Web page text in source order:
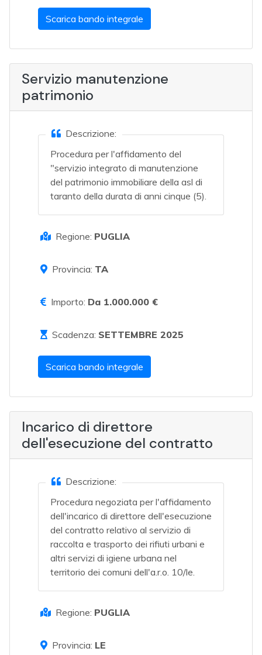
Scarica bando integrale
Servizio manutenzione
patrimonio
Descrizione:
Procedura per l'affidamento del
"servizio integrato di manutenzione
del patrimonio immobiliare della asl di
taranto della durata di anni cinque (5).
Regione: PUGLIA
Provincia: TA
Importo: Da 1.000.000 €
Scadenza: SETTEMBRE 2025
Scarica bando integrale
Incarico di direttore
dell'esecuzione del contratto
Descrizione:
Procedura negoziata per l'affidamento
dell'incarico di direttore dell'esecuzione
del contratto relativo al servizio di
raccolta e trasporto dei rifiuti urbani e
altri servizi di igiene urbana nel
territorio dei comuni dell'a.r.o. 10/le.
Regione: PUGLIA
Provincia: LE